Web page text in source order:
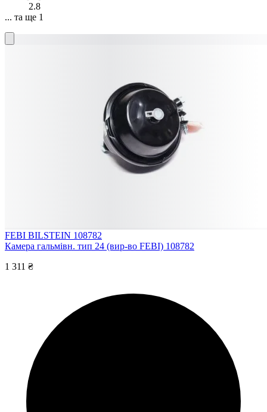
2.8
... та ще 1
FEBI BILSTEIN 108782
Камера гальмівн. тип 24 (вир-во FEBI) 108782
1 311 ₴